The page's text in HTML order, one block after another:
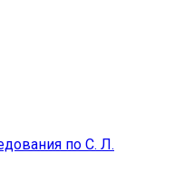
по С. Л.